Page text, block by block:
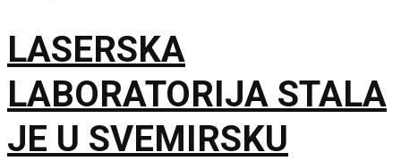
LASERSKA
LABORATORIJA STALA
JE U SVEMIRSKU